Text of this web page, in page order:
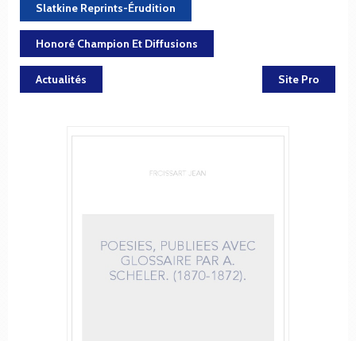
Slatkine Reprints-Érudition
Honoré Champion Et Diffusions
Actualités Site Pro